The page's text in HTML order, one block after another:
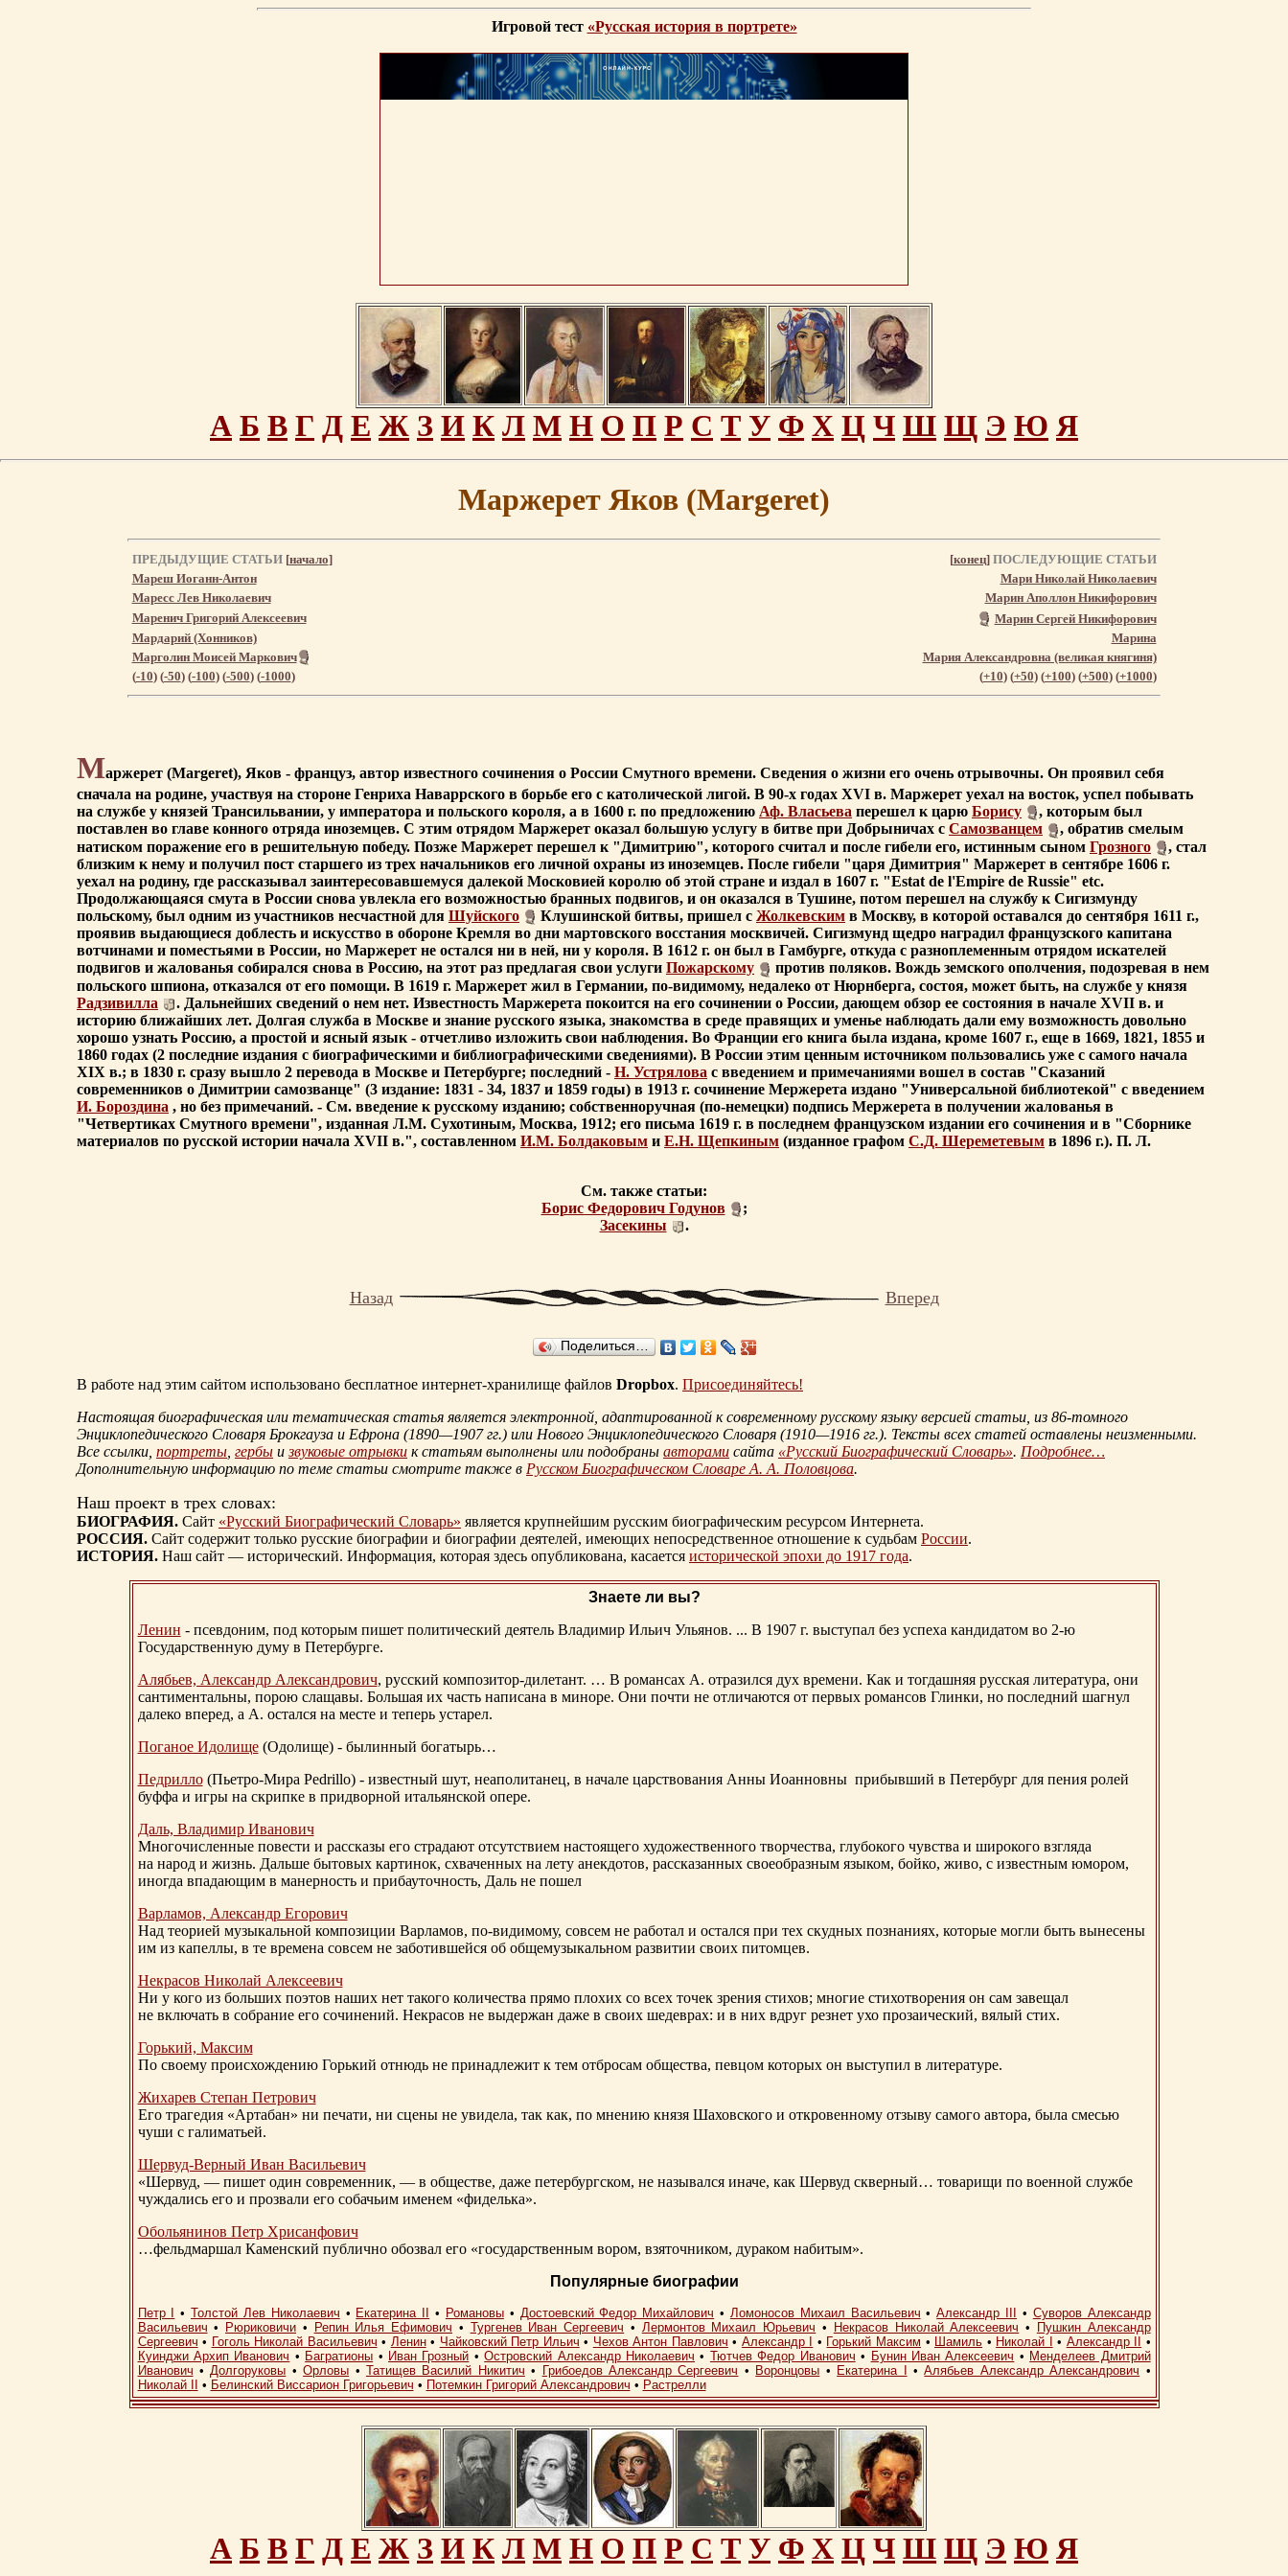
Игровой тест «Русская история в портрете»
А Б В Г Д Е Ж З И К Л М Н О П Р С Т У Ф Х Ц Ч Ш Щ Э Ю Я
Маржерет Яков (Margeret)
ПРЕДЫДУЩИЕ СТАТЬИ [начало] [конец]ПОСЛЕДУЮЩИЕ СТАТЬИ
Мареш Иоганн-Антон
Мари Николай Николаевич
Маресс Лев Николаевич
Марин Аполлон Никифорович
Маренич Григорий Алексеевич
Марин Сергей Никифорович
Мардарий (Хонников)
Марина
Марголин Моисей Маркович
Мария Александровна (великая княгиня)
(-10) (-50) (-100) (-500) (-1000) (+10) (+50) (+100) (+500) (+1000)
Маржерет (Margeret), Яков - француз, автор известного сочинения о России Смутного времени. Сведения о жизни его очень отрывочны. Он проявил себя
сначала на родине, участвуя на стороне Генриха Наваррского в борьбе его с католической лигой. В 90-х годах XVI в. Маржерет уехал на восток, успел побывать
на службе у князей Трансильвании, у императора и польского короля, а в 1600 г. по предложению Аф. Власьева перешел к царю Борису
, которым был
поставлен во главе конного отряда иноземцев. С этим отрядом Маржерет оказал большую услугу в битве при Добрыничах с Самозванцем
, обратив смелым
натиском поражение его в решительную победу. Позже Маржерет перешел к "Димитрию", которого считал и после гибели его, истинным сыном Грозного
, стал
близким к нему и получил пост старшего из трех начальников его личной охраны из иноземцев. После гибели "царя Димитрия" Маржерет в сентябре 1606 г.
уехал на родину, где рассказывал заинтересовавшемуся далекой Московией королю об этой стране и издал в 1607 г. "Estat de l'Empire de Russie" etc.
Продолжающаяся смута в России снова увлекла его возможностью бранных подвигов, и он оказался в Тушине, потом перешел на службу к Сигизмунду
польскому, был одним из участников несчастной для Шуйского Клушинской битвы, пришел с Жолкевским в Москву, в которой оставался до сентября 1611 г.,
проявив выдающиеся доблесть и искусство в обороне Кремля во дни мартовского восстания москвичей. Сигизмунд щедро наградил французского капитана
вотчинами и поместьями в России, но Маржерет не остался ни в ней, ни у короля. В 1612 г. он был в Гамбурге, откуда с разноплеменным отрядом искателей
подвигов и жалованья собирался снова в Россию, на этот раз предлагая свои услуги Пожарскому
против поляков. Вождь земского ополчения, подозревая в нем
польского шпиона, отказался от его помощи. В 1619 г. Маржерет жил в Германии, по-видимому, недалеко от Нюрнберга, состоя, может быть, на службе у князя
Радзивилла
. Дальнейших сведений о нем нет. Известность Маржерета покоится на его сочинении о России, дающем обзор ее состояния в начале XVII в. и
историю ближайших лет. Долгая служба в Москве и знание русского языка, знакомства в среде правящих и уменье наблюдать дали ему возможность довольно
хорошо узнать Россию, а простой и ясный язык - отчетливо изложить свои наблюдения. Во Франции его книга была издана, кроме 1607 г., еще в 1669, 1821, 1855 и
1860 годах (2 последние издания с биографическими и библиографическими сведениями). В России этим ценным источником пользовались уже с самого начала
XIX в.; в 1830 г. сразу вышло 2 перевода в Москве и Петербурге; последний - Н. Устрялова с введением и примечаниями вошел в состав "Сказаний
современников о Димитрии самозванце" (3 издание: 1831 - 34, 1837 и 1859 годы) в 1913 г. сочинение Мержерета издано "Универсальной библиотекой" с введением
И. Бороздина , но без примечаний. - См. введение к русскому изданию; собственноручная (по-немецки) подпись Мержерета в получении жалованья в
"Четвертиках Смутного времени", изданная Л.М. Сухотиным, Москва, 1912; его письма 1619 г. в последнем французском издании его сочинения и в "Сборнике
материалов по русской истории начала XVII в.", составленном И.М. Болдаковым и Е.Н. Щепкиным (изданное графом С.Д. Шереметевым в 1896 г.). П. Л.
См. также статьи:
Борис Федорович Годунов
;
Засекины
.
Назад Вперед
Поделиться…
В работе над этим сайтом использовано бесплатное интернет-хранилище файлов Dropbox. Присоединяйтесь!
Настоящая биографическая или тематическая статья является электронной, адаптированной к современному русскому языку версией статьи, из 86-томного
Энциклопедического Словаря Брокгауза и Ефрона (1890—1907 гг.) или Нового Энциклопедического Словаря (1910—1916 гг.). Тексты всех статей оставлены неизменными.
Все ссылки, портреты гербы и звуковые отрывки к статьям выполнены или подобраны авторами сайта «Русский Биографический Словарь». Подробнее…
Дополнительную информацию по теме статьи смотрите также в Русском Биографическом Словаре А. А. Половцова.
Наш проект в трех словах:
БИОГРАФИЯ. Сайт «Русский Биографический Словарь» является крупнейшим русским биографическим ресурсом Интернета.
РОССИЯ. Сайт содержит только русские биографии и биографии деятелей, имеющих непосредственное отношение к судьбам России.
ИСТОРИЯ. Наш сайт — исторический. Информация, которая здесь опубликована, касается исторической эпохи до 1917 года.
Знаете ли вы?
Ленин - псевдоним, под которым пишет политический деятель Владимир Ильич Ульянов. ... В 1907 г. выступал без успеха кандидатом во 2-ю
Государственную думу в Петербурге.
Алябьев, Александр Александрович, русский композитор-дилетант. … В романсах А. отразился дух времени. Как и тогдашняя русская литература, они
сантиментальны, порою слащавы. Большая их часть написана в миноре. Они почти не отличаются от первых романсов Глинки, но последний шагнул
далеко вперед, а А. остался на месте и теперь устарел.
Поганое Идолище(Одолище) - былинный богатырь…
Педрилло(Пьетро-Мира Pedrillo) - известный шут, неаполитанец, в начале царствования Анны Иоанновны прибывший в Петербург для пения ролей
буффа и игры на скрипке в придворной итальянской опере.
Даль, Владимир Иванович
Многочисленные повести и рассказы его страдают отсутствием настоящего художественного творчества, глубокого чувства и широкого взгляда
на народ и жизнь. Дальше бытовых картинок, схваченных на лету анекдотов, рассказанных своеобразным языком, бойко, живо, с известным юмором,
иногда впадающим в манерность и прибауточность, Даль не пошел
Варламов, Александр Егорович
Над теорией музыкальной композиции Варламов, по-видимому, совсем не работал и остался при тех скудных познаниях, которые могли быть вынесены
им из капеллы, в те времена совсем не заботившейся об общемузыкальном развитии своих питомцев.
Некрасов Николай Алексеевич
Ни у кого из больших поэтов наших нет такого количества прямо плохих со всех точек зрения стихов; многие стихотворения он сам завещал
не включать в собрание его сочинений. Некрасов не выдержан даже в своих шедеврах: и в них вдруг резнет ухо прозаический, вялый стих.
Горький, Максим
По своему происхождению Горький отнюдь не принадлежит к тем отбросам общества, певцом которых он выступил в литературе.
Жихарев Степан Петрович
Его трагедия «Артабан» ни печати, ни сцены не увидела, так как, по мнению князя Шаховского и откровенному отзыву самого автора, была смесью
чуши с галиматьей.
Шервуд-Верный Иван Васильевич
«Шервуд, — пишет один современник, — в обществе, даже петербургском, не назывался иначе, как Шервуд скверный… товарищи по военной службе
чуждались его и прозвали его собачьим именем «фиделька».
Обольянинов Петр Хрисанфович
…фельдмаршал Каменский публично обозвал его «государственным вором, взяточником, дураком набитым».
Популярные биографии
Петр I •Толстой Лев Николаевич • Екатерина II • Романовы• Достоевский Федор Михайлович • Ломоносов Михаил Васильевич •Александр III • Суворов Александр
Васильевич • Рюриковичи • Репин Илья Ефимович • Тургенев Иван Сергеевич • Лермонтов Михаил Юрьевич • Некрасов Николай Алексеевич •
Пушкин Александр
Сергеевич • Гоголь Николай Васильевич • Ленин• Чайковский Петр Ильич • Чехов Антон Павлович • Александр I • Горький Максим • Шамиль • Николай I • Александр II
•
Куинджи Архип Иванович • Багратионы • Иван Грозный •Островский Александр Николаевич • Тютчев Федор Иванович • Бунин Иван Алексеевич • Менделеев Дмитрий
Иванович •Долгоруковы •Орловы • Татищев Василий Никитич • Грибоедов Александр Сергеевич • Воронцовы • Екатерина I •Алябьев Александр Александрович •
Николай II
• Белинский Виссарион Григорьевич • Потемкин Григорий Александрович • Растрелли
А Б В Г Д Е Ж З И К Л М Н О П Р С Т У Ф Х Ц Ч Ш Щ Э Ю Я